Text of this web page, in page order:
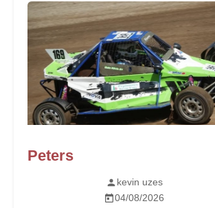
Peters
kevin uzes
04/08/2026